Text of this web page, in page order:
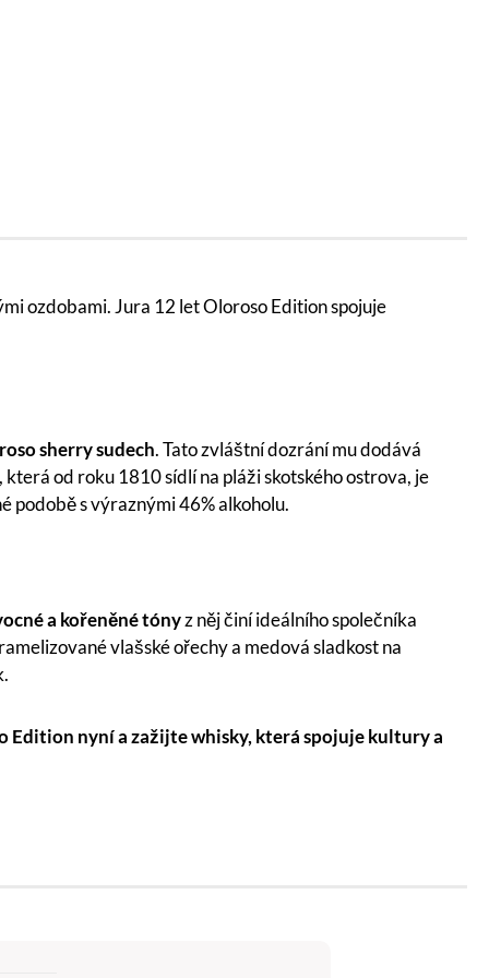
ozdobami. Jura 12 let Oloroso Edition spojuje
sherry sudech. Tato zvláštní dozrání mu dodává
od roku 1810 sídlí na pláži skotského ostrova, je
podobě s výraznými 46% alkoholu.
a kořeněné tónyz něj činí ideálního společníka
vlašské ořechy a medová sladkost na
Edition nyní a zažijte whisky, která spojuje kultury a